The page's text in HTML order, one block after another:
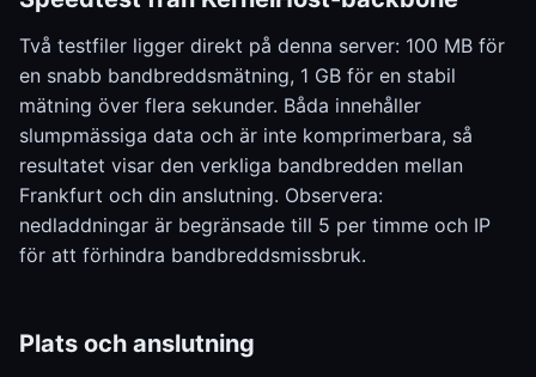
Två testfiler ligger direkt på denna server: 100 MB för
en snabb bandbreddsmätning, 1 GB för en stabil
mätning över flera sekunder. Båda innehåller
slumpmässiga data och är inte komprimerbara, så
resultatet visar den verkliga bandbredden mellan
Frankfurt och din anslutning. Observera:
nedladdningar är begränsade till 5 per timme och IP
för att förhindra bandbreddsmissbruk.
Plats och anslutning